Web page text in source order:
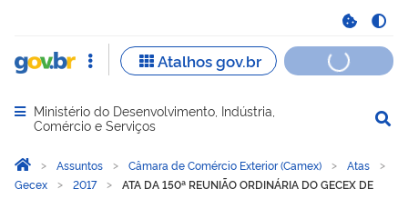
Abrir menu principal de navegação
Ministério do Desenvolvimento, Indústria,
Comércio e Serviços
Você está aqui:
Página Inicial
Assuntos Câmara de Comércio Exterior (Camex)
Atas
Gecex
2017
ATA DA 150ª REUNIÃO ORDINÁRIA DO GECEX DE